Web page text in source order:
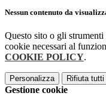
Nessun contenuto da
Questo sito o gli
cookie necessari al
COOKIE POLICY.
Personalizza Rifiuta tutti
Gestione cookie